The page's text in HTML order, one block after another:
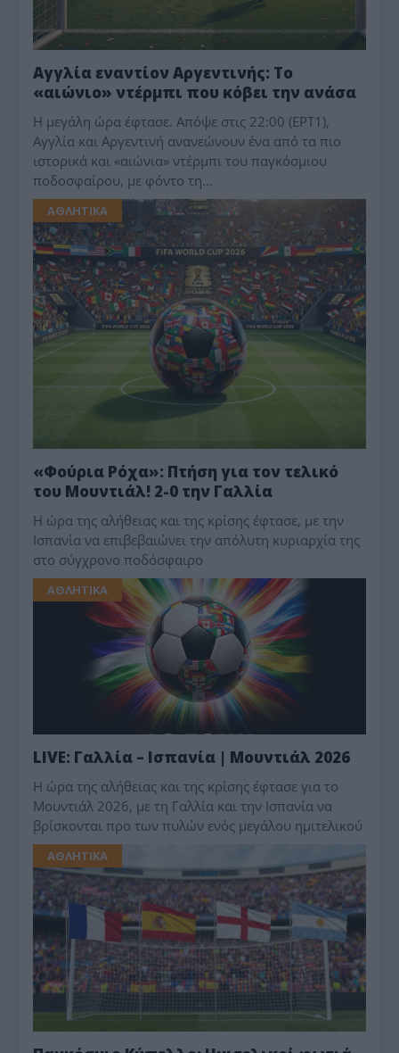
Αγγλία εναντίον Αργεντινής: Το
«αιώνιο» ντέρμπι που κόβει την ανάσα
Η μεγάλη ώρα έφτασε. Απόψε στις 22:00 (ΕΡΤ1),
Αγγλία και Αργεντινή ανανεώνουν ένα από τα πιο
ιστορικά και «αιώνια» ντέρμπι του παγκόσμιου
ποδοσφαίρου, με φόντο τη…
ΑΘΛΗΤΙΚΑ
«Φούρια Ρόχα»: Πτήση για τον τελικό
του Μουντιάλ! 2-0 την Γαλλία
Η ώρα της αλήθειας και της κρίσης έφτασε, με την
Ισπανία να επιβεβαιώνει την απόλυτη κυριαρχία της
στο σύγχρονο ποδόσφαιρο
ΑΘΛΗΤΙΚΑ
LIVE: Γαλλία – Ισπανία | Μουντιάλ 2026
Η ώρα της αλήθειας και της κρίσης έφτασε για το
Μουντιάλ 2026, με τη Γαλλία και την Ισπανία να
βρίσκονται προ των πυλών ενός μεγάλου ημιτελικού
ΑΘΛΗΤΙΚΑ